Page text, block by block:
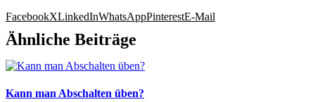
FacebookXLinkedInWhatsAppPinterestE-Mail
Ähnliche Beiträge
Kann man Abschalten üben?